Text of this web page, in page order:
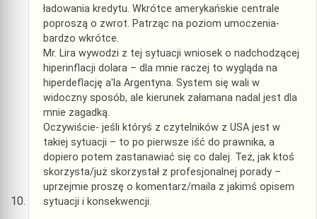
ładowania kredytu. Wkrótce amerykańskie centrale
poproszą o zwrot. Patrząc na poziom umoczenia-
bardzo wkrótce.
Mr. Lira wywodzi z tej sytuacji wniosek o nadchodzącej
hiperinflacji dolara – dla mnie raczej to wygląda na
hiperdeflację a'la Argentyna. System się wali w
widoczny sposób, ale kierunek załamana nadal jest dla
mnie zagadką.
Oczywiście- jeśli któryś z czytelników z USA jest w
takiej sytuacji – to po pierwsze iść do prawnika, a
dopiero potem zastanawiać się co dalej. Też, jak ktoś
skorzysta/już skorzystał z profesjonalnej porady –
uprzejmie proszę o komentarz/maila z jakimś opisem
sytuacji i konsekwencji.